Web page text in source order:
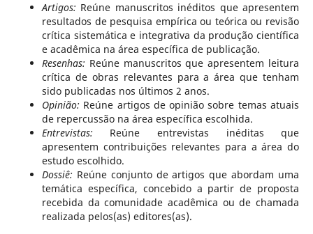
Artigos: Reúne manuscritos inéditos que apresentem
resultados de pesquisa empírica ou teórica ou revisão
crítica sistemática e integrativa da produção científica
e acadêmica na área específica de publicação.
Resenhas: Reúne manuscritos que apresentem leitura
crítica de obras relevantes para a área que tenham
sido publicadas nos últimos 2 anos.
Opinião: Reúne artigos de opinião sobre temas atuais
de repercussão na área específica escolhida.
Entrevistas: Reúne entrevistas inéditas que
apresentem contribuições relevantes para a área do
estudo escolhido.
Dossiê: Reúne conjunto de artigos que abordam uma
temática específica, concebido a partir de proposta
recebida da comunidade acadêmica ou de chamada
realizada pelos(as) editores(as).